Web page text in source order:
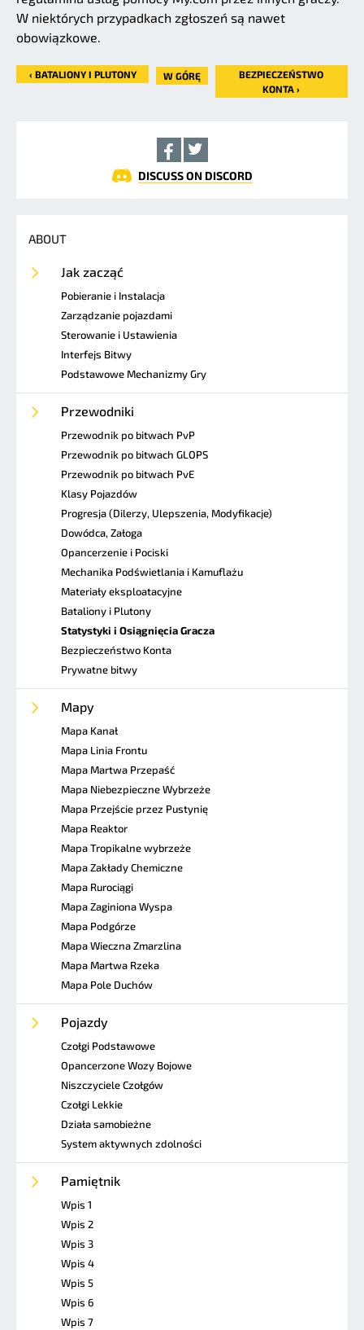
W niektórych przypadkach zgłoszeń są nawet
obowiązkowe.
‹ BATALIONY I PLUTONY W GÓRĘ
BEZPIECZEŃSTWO
KONTA ›
DISCUSS ON DISCORD
ABOUT
Jak zacząć
Pobieranie i Instalacja
Zarządzanie pojazdami
Sterowanie i Ustawienia
Interfejs Bitwy
Podstawowe Mechanizmy Gry
Przewodniki
Przewodnik po bitwach PvP
Przewodnik po bitwach GLOPS
Przewodnik po bitwach PvE
Klasy Pojazdów
Progresja (Dilerzy, Ulepszenia, Modyfikacje)
Dowódca, Załoga
Opancerzenie i Pociski
Mechanika Podświetlania i Kamuflażu
Materiały eksploatacyjne
Bataliony i Plutony
Statystyki i Osiągnięcia Gracza
Bezpieczeństwo Konta
Prywatne bitwy
Mapy
Mapa Kanał
Mapa Linia Frontu
Mapa Martwa Przepaść
Mapa Niebezpieczne Wybrzeże
Mapa Przejście przez Pustynię
Mapa Reaktor
Mapa Tropikalne wybrzeże
Mapa Zakłady Chemiczne
Mapa Rurociągi
Mapa Zaginiona Wyspa
Mapa Podgórze
Mapa Wieczna Zmarzlina
Mapa Martwa Rzeka
Mapa Pole Duchów
Pojazdy
Czołgi Podstawowe
Opancerzone Wozy Bojowe
Niszczyciele Czołgów
Czołgi Lekkie
Działa samobieżne
System aktywnych zdolności
Pamiętnik
Wpis 1
Wpis 2
Wpis 3
Wpis 4
Wpis 5
Wpis 6
Wpis 7